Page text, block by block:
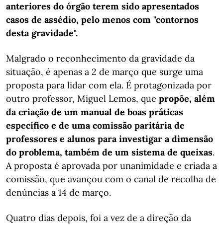
anteriores do órgão terem sido apresentados
casos de assédio, pelo menos com "contornos
desta gravidade".
Malgrado o reconhecimento da gravidade da
situação, é apenas a 2 de março que surge uma
proposta para lidar com ela. É protagonizada por
outro professor, Miguel Lemos, que propõe, além
da criação de um manual de boas práticas
específico e de uma comissão paritária de
professores e alunos para investigar a dimensão
do problema, também de um sistema de queixas.
A proposta é aprovada por unanimidade e criada a
comissão, que avançou com o canal de recolha de
denúncias a 14 de março.
Quatro dias depois, foi a vez de a direção da